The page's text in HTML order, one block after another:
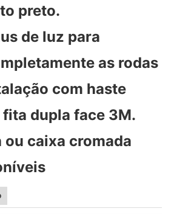
preto.
de luz para
as rodas
com haste
dupla face 3M.
ou caixa cromada